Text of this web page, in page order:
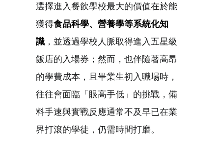
選擇進入餐飲學校最大的價值在於能
獲得食品科學、營養學等系統化知
識，並透過學校人脈取得進入五星級
飯店的入場券；然而，也伴隨著高昂
的學費成本，且畢業生初入職場時，
往往會面臨「眼高手低」的挑戰，備
料手速與實戰反應通常不及早已在業
界打滾的學徒，仍需時間打磨。